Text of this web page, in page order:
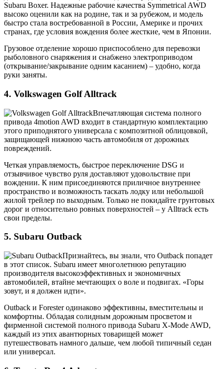
Subaru Boxer. Надежные рабочие качества Symmetrical AWD
высоко оценили как на родине, так и за рубежом, и модель
быстро стала востребованной в России, Америке и прочих
странах, где условия вождения более жесткие, чем в Японии.
Грузовое отделение хорошо приспособлено для перевозки
рыболовного снаряжения и снабжено электроприводом
(открывание/закрывание одним касанием) – удобно, когда
руки заняты.
4. Volkswagen Golf Alltrack
Впечатляющая система полного
привода 4motion AWD входит в стандартную комплектацию
этого приподнятого универсала с композитной облицовкой,
защищающей нижнюю часть автомобиля от дорожных
повреждений.
Четкая управляемость, быстрое переключение DSG и
отзывчивое чувство руля доставляют удовольствие при
вождении. К ним присоединяются приличное внутреннее
пространство и возможность таскать лодку или небольшой
жилой трейлер по выходным. Только не покидайте грунтовых
дорог и относительно ровных поверхностей – у Alltrack есть
свои пределы.
5. Subaru Outback
Признайтесь, вы знали, что Outback попадет
в этот список. Subaru имеет многолетнюю репутацию
производителя высокоэффективных и экономичных
автомобилей, втайне мечтающих о воле и подвигах. «Горы
зовут, и я должен идти».
Outback и Forester одинаково эффективны, вместительны и
комфортны. Обладая солидным дорожным просветом и
фирменной системой полного привода Subaru X-Mode AWD,
каждый из этих авантюрных товарищей может
путешествовать намного дальше, чем любой типичный седан
или универсал.